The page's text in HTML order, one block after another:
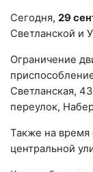
Сегодня, 29
Светланской и
Ограничение
Светланская,
переулок,
Также на время
центральной